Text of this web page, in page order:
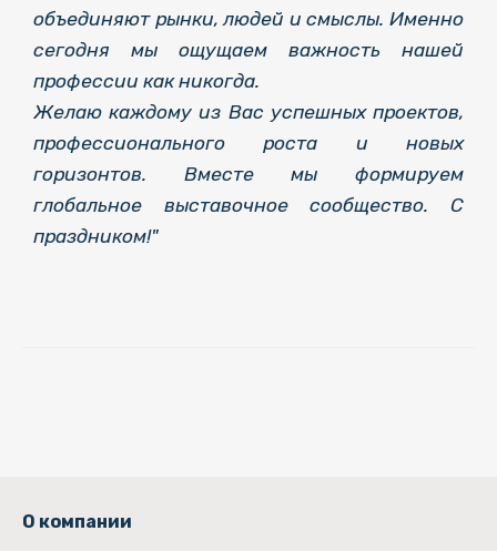
объединяют рынки, людей и смыслы. Именно
сегодня мы ощущаем важность нашей
профессии как никогда.
Желаю каждому из Вас успешных проектов,
профессионального роста и новых
горизонтов. Вместе мы формируем
глобальное выставочное сообщество. С
праздником!"
О компании